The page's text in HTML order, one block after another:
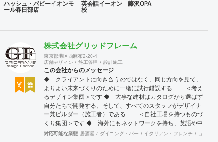
ハッシュ・パピーイオンモ
ール春日部店
英会話イーオン 藤沢OPA
校
株式会社グリッドフレーム
東京都港区西麻布2-20-4
店舗デザイン
施工管理 設計施工
この会社からのメッセージ
◆ クライアントに向き合うのではなく、同じ方向を見て、
よりよい未来づくりのために一緒に試行錯誤する ＜考え
るデザイン集団＞です ◆ 大事な建材はカタログから選ばず
自分たちで開発する、そして、すべてのスタッフがデザイナ
ー兼ビルダー（施工者）である ＜自社工場を持つものづ
くり集団＞です ◆ 海外にもネットワークを持ち、英語や中
国語に堪能なスタッフたちが、海外から国内への出店をスム
対応可能な業態 居酒屋 ダイニング・バー イタリアン・フレンチ カフェ